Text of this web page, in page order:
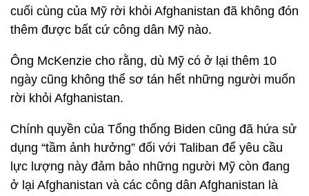
cuối cùng của Mỹ rời khỏi Afghanistan đã không đón
thêm được bất cứ công dân Mỹ nào.
Ông McKenzie cho rằng, dù Mỹ có ở lại thêm 10
ngày cũng không thể sơ tán hết những người muốn
rời khỏi Afghanistan.
Chính quyền của Tổng thống Biden cũng đã hứa sử
dụng “tầm ảnh hưởng” đối với Taliban để yêu cầu
lực lượng này đảm bảo những người Mỹ còn đang
ở lại Afghanistan và các công dân Afghanistan là